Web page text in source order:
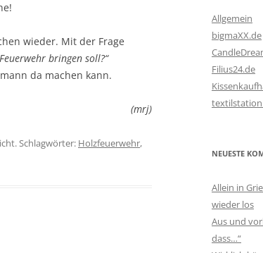
wieder. Mit der Frage
bringen soll?“
da machen kann.
(mrj)
Schlagwörter: Holzfeuerwehr,
Allgemein
bigmaXX.de
Filius24.de
NEUESTE
Allein in
wieder los
Aus und
dass…“